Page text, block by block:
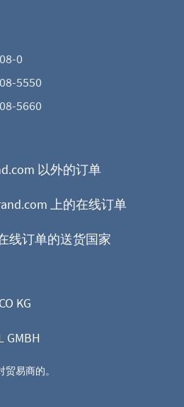
0
5550
5660
以外的订单
上的在线订单
线订单的送货国家
KG
GMBH
易商的。